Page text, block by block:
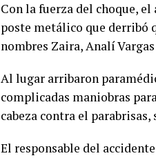
Con la fuerza del choque,
poste metálico que derribó
nombres Zaira, Analí
Al lugar arribaron
complicadas maniobras
cabeza contra el
El responsable del